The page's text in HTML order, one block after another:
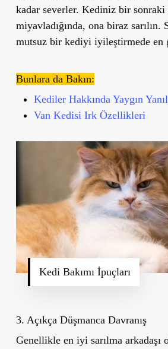
kadar severler. Kediniz bir sonraki
miyavladığında, ona biraz sarılın.
mutsuz bir kediyi iyileştirmede en
Bunlara da Bakın:
Kediler Hakkında Yaygın
Van Kedisi Irk Özellikleri
Kedi Bakımı İpuçları
3. Açıkça Düşmanca Davranış
Genellikle en iyi sarılma arkadaşı